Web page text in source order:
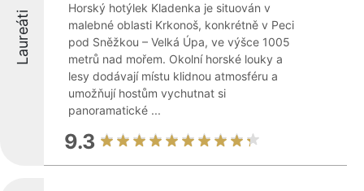
Laureáti
Horský hotýlek Kladenka je situován v
malebné oblasti Krkonoš, konkrétně v Peci
pod Sněžkou – Velká Úpa, ve výšce 1005
metrů nad mořem. Okolní horské louky a
lesy dodávají místu klidnou atmosféru a
umožňují hostům vychutnat si
panoramatické ...
9.3